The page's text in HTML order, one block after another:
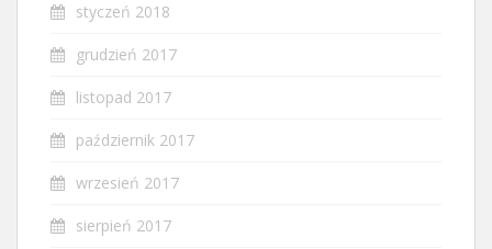
styczeń 2018
grudzień 2017
listopad 2017
październik 2017
wrzesień 2017
sierpień 2017